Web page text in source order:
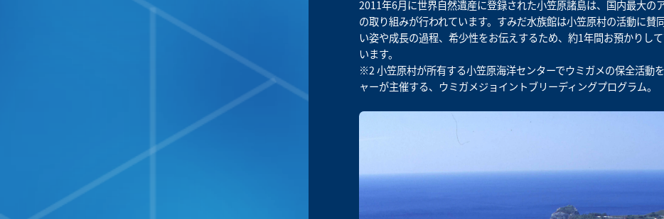
2011年6月に世界自然遺産に登録された小笠原諸島は、国内最大の
の取り組みが行われています。すみだ水族館は小笠原村の活動に
い姿や成長の過程、希少性をお伝えするため、約1年間お預かりし
います。
※2 小笠原村が所有する小笠原海洋センターでウミガメの保全活動
ャーが主催する、ウミガメジョイントブリーディングプログラム。